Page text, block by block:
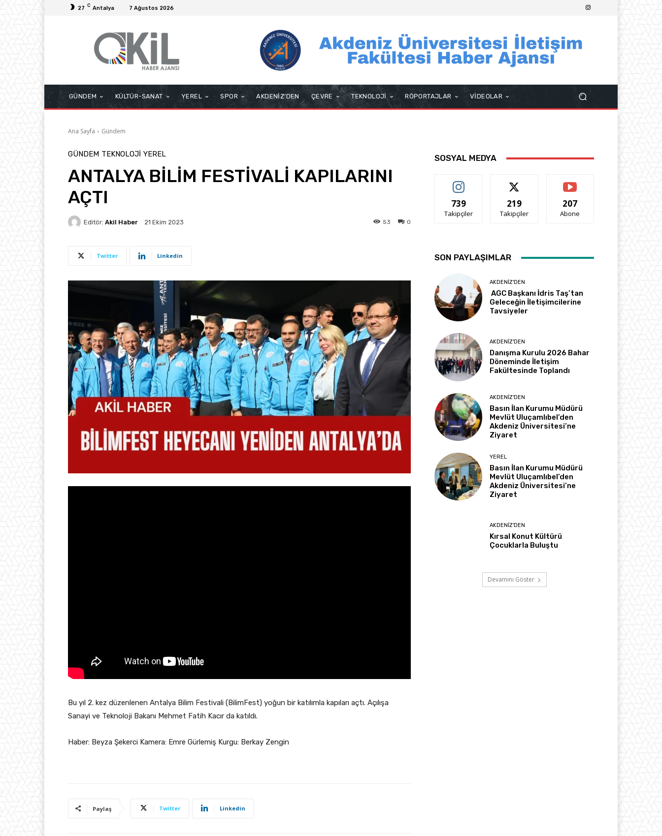
27 C Antalya 7 Ağustos 2026
GÜNDEM KÜLTÜR-SANAT YEREL SPOR AKDENİZ’DEN ÇEVRE TEKNOLOJİ RÖPORTAJLAR VİDEOLAR
Ana Sayfa Gündem
GÜNDEM TEKNOLOJI YEREL
ANTALYA BİLİM FESTİVALİ KAPILARINI
AÇTI
Editör: Akil Haber 21 Ekim 2023 0
53
Twitter Linkedin
Bu yıl 2. kez düzenlenen Antalya Bilim Festivali (BilimFest) yoğun bir katılımla kapıları açtı. Açılışa
Sanayi ve Teknoloji Bakanı Mehmet Fatih Kacır da katıldı.
Haber: Beyza Şekerci Kamera: Emre Gürlemiş Kurgu: Berkay Zengin
Paylaş Twitter Linkedin
SOSYAL MEDYA
739
Takipçiler
219
Takipçiler
207
Abone
SON PAYLAŞIMLAR
AKDENIZ'DEN
AGC Başkanı İdris Taş’tan
Geleceğin İletişimcilerine
Tavsiyeler
AKDENIZ'DEN
Danışma Kurulu 2026 Bahar
Döneminde İletişim
Fakültesinde Toplandı
AKDENIZ'DEN
Basın İlan Kurumu Müdürü
Mevlüt Uluçamlıbel’den
Akdeniz Üniversitesi’ne
Ziyaret
YEREL
Basın İlan Kurumu Müdürü
Mevlüt Uluçamlıbel’den
Akdeniz Üniversitesi’ne
Ziyaret
AKDENIZ'DEN
Kırsal Konut Kültürü
Çocuklarla Buluştu
Devamını Göster